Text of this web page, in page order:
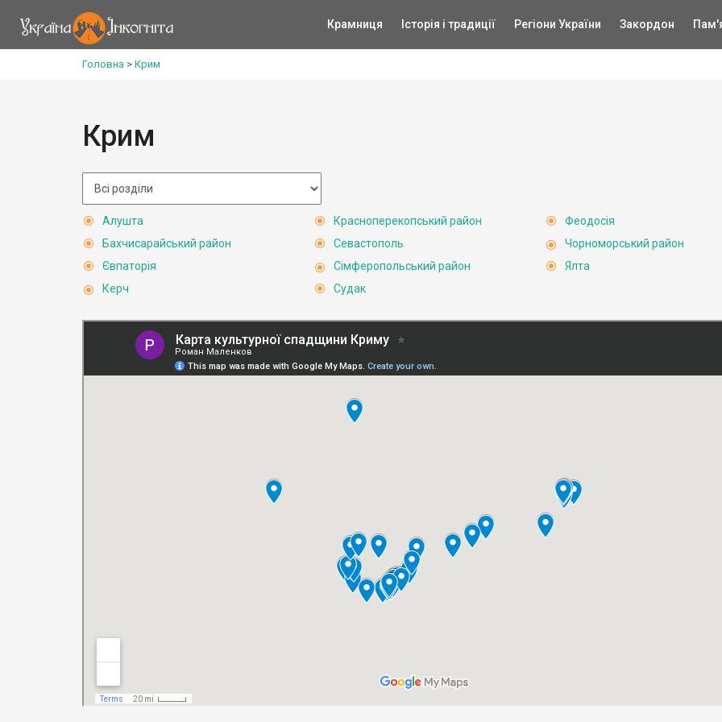
Крамниця Історія і традиції Регіони України Закордон
Головна > Крим
Крим
Алушта
Бахчисарайський район
Євпаторія
Керч
Красноперекопський район
Севастополь
Сімферопольський район
Судак
Феодосія
Чорноморський район
Ялта